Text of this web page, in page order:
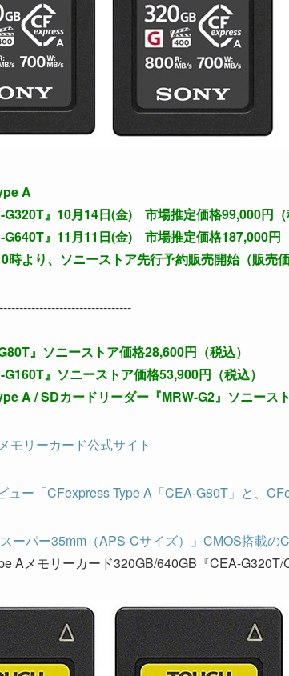
A
』10月14日(金) 市場推定価格99,000円（
』11月11日(金) 市場推定価格187,000円
時より、ソニーストア先行予約販売開始（販売
』ソニーストア価格28,600円（税込）
』ソニーストア価格53,900円（税込）
A / SDカードリーダー『MRW-G2』ソニース
モリーカード公式サイト
ュー「CFexpress Type A「CEA-G80T」と、
スーパー35mm（APS-Cサイズ）」CMOS搭載の
Aメモリーカード320GB/640GB『CEA-G320T/